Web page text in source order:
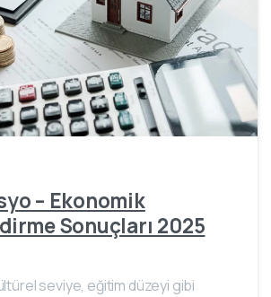
– Ekonomik
Sonuçları 2025
seviye, eğitim düzeyi gibi